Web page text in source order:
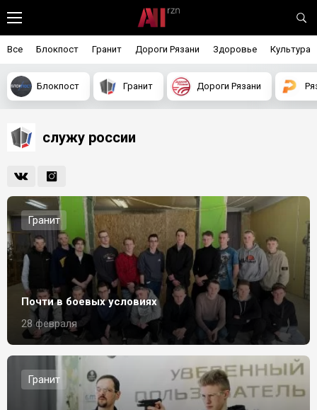
Все Блокпост Гранит Дороги Рязани Здоровье Культура
Блокпост Гранит Дороги Рязани
служу россии
Гранит
Почти в боевых условиях
28 февраля
Гранит